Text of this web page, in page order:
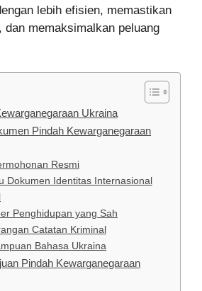
lebih efisien, memastikan
dan memaksimalkan peluang
Ukraina
Pindah Kewarganegaraan
Resmi
Dokumen Identitas Internasional
Penghidupan yang Sah
Catatan Kriminal
Bahasa Ukraina
Pindah Kewarganegaraan